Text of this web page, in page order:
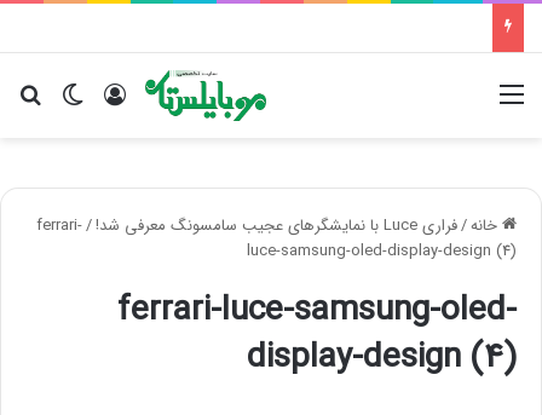
تغییر ورود
خانه/فراری Luce با نمایشگرهای عجیب سامسونگ معرفی شد! /
ferrari-
luce-samsung-oled-display-design (4)
ferrari-luce-samsung-oled-
display-design (4)